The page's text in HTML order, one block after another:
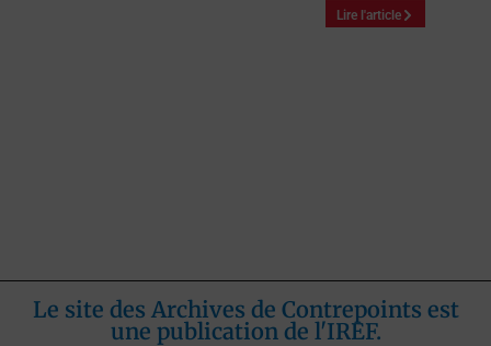
Lire l'article
Le site des Archives de Contrepoints est
une publication de l'IREF.